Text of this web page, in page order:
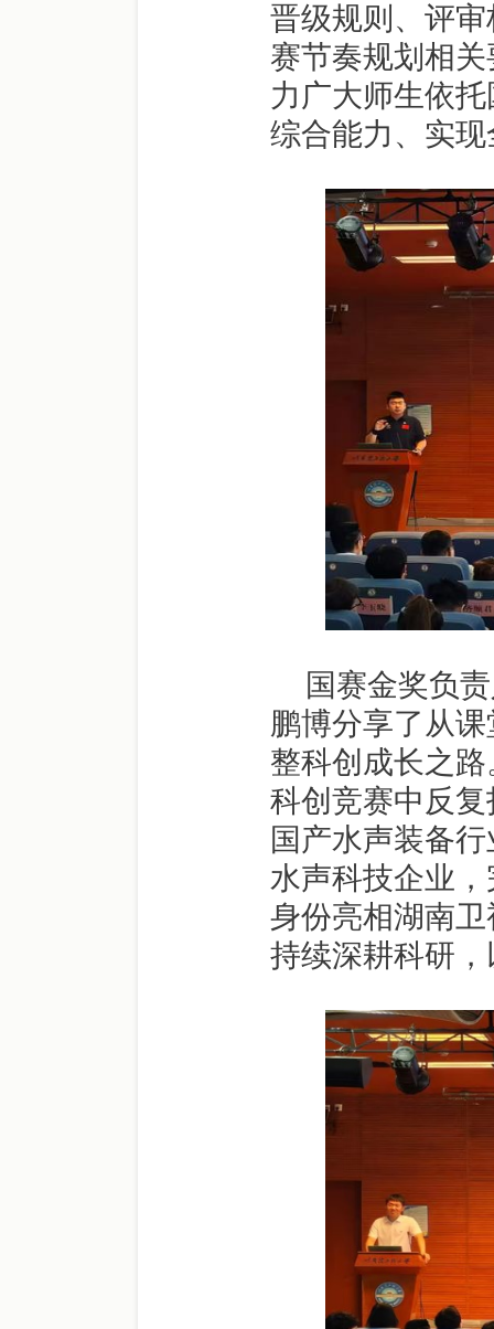
晋级规则、评
赛节奏规划相
力广大师生依
综合能力、实
国赛金奖负
鹏博分享了从
整科创成长之
科创竞赛中反
国产水声装备
水声科技企业
身份亮相湖南
持续深耕科研